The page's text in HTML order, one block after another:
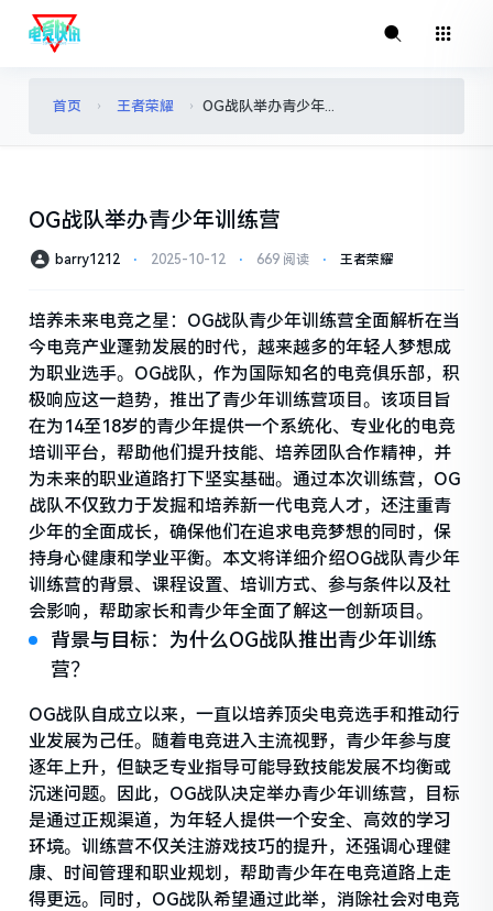
首页 › 王者荣耀 ›
OG战队举办青少年训练营
barry1212 ⋅ 2025-10-12 ⋅ 669 阅读 ⋅ 王者荣耀
培养未来电竞之星：OG战队青少年训练营全面解析在当
今电竞产业蓬勃发展的时代，越来越多的年轻人梦想成
为职业选手。OG战队，作为国际知名的电竞俱乐部，积
极响应这一趋势，推出了青少年训练营项目。该项目旨
在为14至18岁的青少年提供一个系统化、专业化的电竞
培训平台，帮助他们提升技能、培养团队合作精神，并
为未来的职业道路打下坚实基础。通过本次训练营，OG
战队不仅致力于发掘和培养新一代电竞人才，还注重青
少年的全面成长，确保他们在追求电竞梦想的同时，保
持身心健康和学业平衡。本文将详细介绍OG战队青少年
训练营的背景、课程设置、培训方式、参与条件以及社
会影响，帮助家长和青少年全面了解这一创新项目。
背景与目标：为什么OG战队推出青少年训练
营？
OG战队自成立以来，一直以培养顶尖电竞选手和推动行
业发展为己任。随着电竞进入主流视野，青少年参与度
逐年上升，但缺乏专业指导可能导致技能发展不均衡或
沉迷问题。因此，OG战队决定举办青少年训练营，目标
是通过正规渠道，为年轻人提供一个安全、高效的学习
环境。训练营不仅关注游戏技巧的提升，还强调心理健
康、时间管理和职业规划，帮助青少年在电竞道路上走
得更远。同时，OG战队希望通过此举，消除社会对电竞